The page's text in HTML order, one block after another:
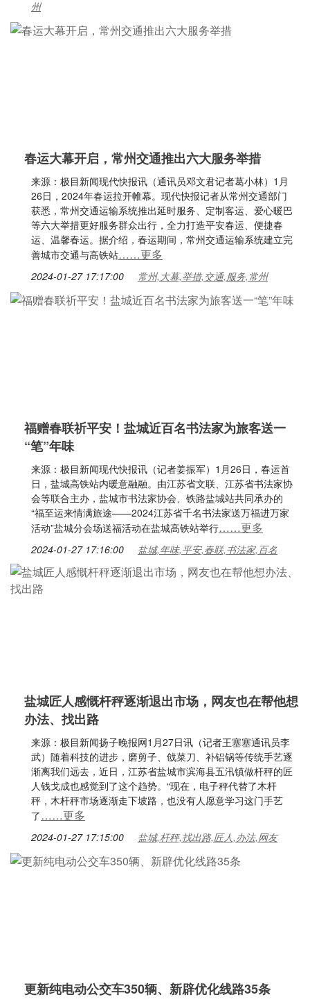
州
春运大幕开启，常州交通推出六大服务举措
来源：极目新闻现代快报讯（通讯员邓文君记者葛小林）1月
26日，2024年春运拉开帷幕。现代快报记者从常州交通部门
获悉，常州交通运输系统推出延时服务、定制客运、爱心暖巴
等六大举措更好服务群众出行，全力打造平安春运、便捷春
运、温馨春运。据介绍，春运期间，常州交通运输系统建立完
善城市交通与高铁站……更多
2024-01-27 17:17:00 常州,大幕,举措,交通,服务,常州
福赠春联祈平安！盐城近百名书法家为旅客送一
“笔”年味
来源：极目新闻现代快报讯（记者姜振军）1月26日，春运首
日，盐城高铁站内暖意融融。由江苏省文联、江苏省书法家协
会等联合主办，盐城市书法家协会、铁路盐城站共同承办的
“福至运来情满旅途——2024江苏省千名书法家送万福进万家
活动”盐城分会场送福活动在盐城高铁站举行……更多
2024-01-27 17:16:00 盐城,年味,平安,春联,书法家,百名
盐城匠人感慨杆秤逐渐退出市场，网友也在帮他想
办法、找出路
来源：极目新闻扬子晚报网1月27日讯（记者王塞塞通讯员李
武）随着科技的进步，磨剪子、戗菜刀、补铝锅等传统手艺逐
渐离我们远去，近日，江苏省盐城市滨海县五汛镇做杆秤的匠
人钱戈成也感觉到了这个趋势。“现在，电子秤代替了木杆
秤，木杆秤市场逐渐走下坡路，也没有人愿意学习这门手艺
了……更多
2024-01-27 17:15:00 盐城,杆秤,找出路,匠人,办法,网友
更新纯电动公交车350辆、新辟优化线路35条